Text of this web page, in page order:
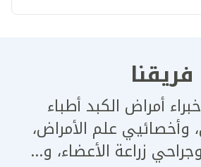
أمراض الكبد أطباء
وأخصائيي علم الأمراض،
زراعة الأعضاء، و...